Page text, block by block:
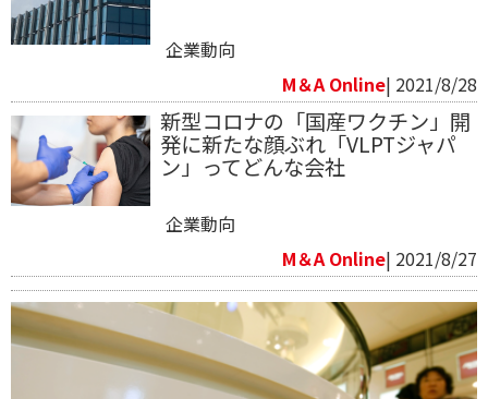
企業動向
M＆A Online| 2021/8/28
新型コロナの「国産ワクチン」開
発に新たな顔ぶれ「VLPTジャパ
ン」ってどんな会社
企業動向
M＆A Online| 2021/8/27